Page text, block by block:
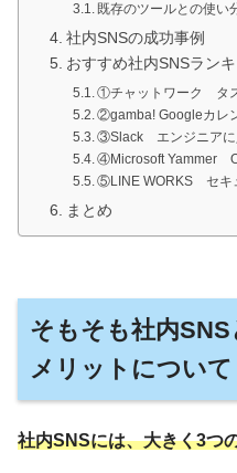
既存のツールとの使い
社内SNSの成功事例
おすすめ社内SNSラン
①チャットワーク タ
②gamba! Googleカレ
③Slack エンジニアに
④Microsoft Yammer
⑤LINE WORKS セキ
まとめ
そもそも社内
メリットについて
社内SNSには、大きく3つ